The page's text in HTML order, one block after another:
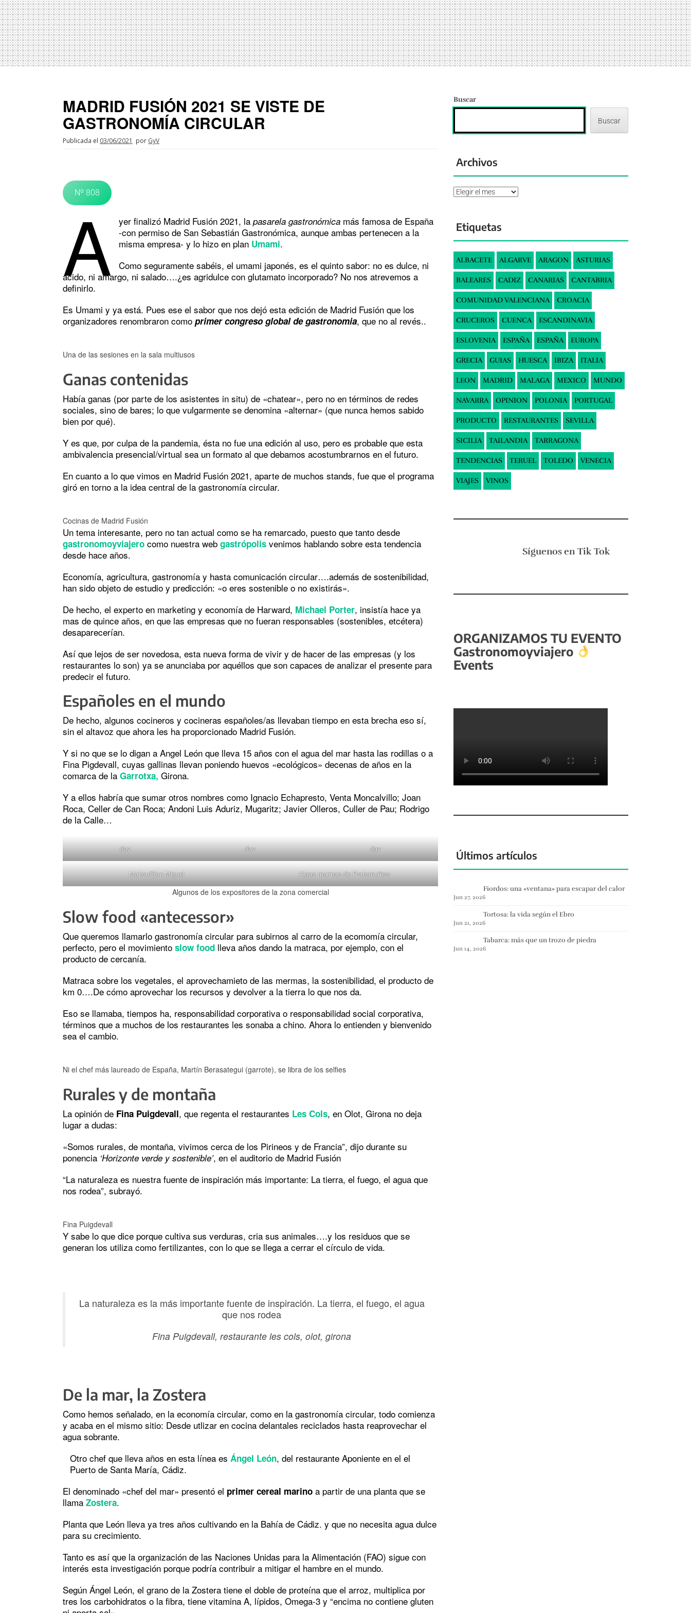
MADRID FUSIÓN 2021 SE VISTE DE
GASTRONOMÍA CIRCULAR
Publicada el 03/06/2021 por GyV
Nº 808
A yer finalizó Madrid Fusión 2021, lapasarela gastronómica más famosa de España
-con permiso de San Sebastián Gastronómica, aunque ambas pertenecen a la
misma empresa- y lo hizo en plan Umami.
Como seguramente sabéis, el umami japonés, es el quinto sabor: no es dulce, ni
ácido, ni amargo, ni salado….¿es agridulce con glutamato incorporado? No nos atrevemos a
definirlo.
Es Umami y ya está. Pues ese el sabor que nos dejó esta edición de Madrid Fusión que los
organizadores renombraron como primer congreso global de gastronomia, que no al revés..
Una de las sesiones en la sala multiusos
Ganas contenidas
Había ganas (por parte de los asistentes in situ) de «chatear», pero no en términos de redes
sociales, sino de bares; lo que vulgarmente se denomina «alternar» (que nunca hemos sabido
bien por qué).
Y es que, por culpa de la pandemia, ésta no fue una edición al uso, pero es probable que esta
ambivalencia presencial/virtual sea un formato al que debamos acostumbrarnos en el futuro.
En cuanto a lo que vimos en Madrid Fusión 2021, aparte de muchos stands, fue que el programa
giró en torno a la idea central de la gastronomía circular.
Cocinas de Madrid Fusión
Un tema interesante, pero no tan actual como se ha remarcado, puesto que tanto desde
gastronomoyviajero como nuestra web gastrópolis venimos hablando sobre esta tendencia
desde hace años.
Economía, agricultura, gastronomía y hasta comunicación circular….además de sostenibilidad,
han sido objeto de estudio y predicción: «o eres sostenible o no existirás».
De hecho, el experto en marketing y economía de Harward, Michael Porter, insistía hace ya
mas de quince años, en que las empresas que no fueran responsables (sostenibles, etcétera)
desaparecerían.
Así que lejos de ser novedosa, esta nueva forma de vivir y de hacer de las empresas (y los
restaurantes lo son) ya se anunciaba por aquéllos que son capaces de analizar el presente para
predecir el futuro.
Españoles en el mundo
De hecho, algunos cocineros y cocineras españoles/as llevaban tiempo en esta brecha eso sí,
sin el altavoz que ahora les ha proporcionado Madrid Fusión.
Y si no que se lo digan a Angel León que lleva 15 años con el agua del mar hasta las rodillas o a
Fina Pigdevall, cuyas gallinas llevan poniendo huevos «ecológicos» decenas de años en la
comarca de la Garrotxa, Girona.
Y a ellos habría que sumar otros nombres como Ignacio Echapresto, Venta Moncalvillo; Joan
Roca, Celler de Can Roca; Andoni Luis Aduriz, Mugaritz; Javier Olleros, Culler de Pau; Rodrigo
de la Calle…
dav dav dav
Mahou/San Miguel Algas marinas de Portomuiños
Algunos de los expositores de la zona comercial
Slow food «antecessor»
Que queremos llamarlo gastronomía circular para subirnos al carro de la ecomomía circular,
perfecto, pero el movimiento slow food lleva años dando la matraca, por ejemplo, con el
producto de cercanía.
Matraca sobre los vegetales, el aprovechamieto de las mermas, la sostenibilidad, el producto de
km 0….De cómo aprovechar los recursos y devolver a la tierra lo que nos da.
Eso se llamaba, tiempos ha, responsabilidad corporativa o responsabilidad social corporativa,
términos que a muchos de los restaurantes les sonaba a chino. Ahora lo entienden y bienvenido
sea el cambio.
Ni el chef más laureado de España, Martín Berasategui (garrote), se libra de los selfies
Rurales y de montaña
La opinión de Fina Puigdevall, que regenta el restaurantes Les Cols, en Olot, Girona no deja
lugar a dudas:
«Somos rurales, de montaña, vivimos cerca de los Pirineos y de Francia”, dijo durante su
ponencia ‘Horizonte verde y sostenible’, en el auditorio de Madrid Fusión
“La naturaleza es nuestra fuente de inspiración más importante: La tierra, el fuego, el agua que
nos rodea”, subrayó.
Fina Puigdevall
Y sabe lo que dice porque cultiva sus verduras, cria sus animales….y los residuos que se
generan los utiliza como fertilizantes, con lo que se llega a cerrar el círculo de vida.
La naturaleza es la más importante fuente de inspiración. La tierra, el fuego, el agua
que nos rodea
Fina Puigdevall, restaurante les cols, olot, girona
De la mar, la Zostera
Como hemos señalado, en la economía circular, como en la gastronomía circular, todo comienza
y acaba en el mismo sitio: Desde utlizar en cocina delantales reciclados hasta reaprovechar el
agua sobrante.
Otro chef que lleva años en esta línea es Ángel León, del restaurante Aponiente en el el
Puerto de Santa María, Cádiz.
El denominado «chef del mar» presentó el primer cereal marino a partir de una planta que se
llama Zostera.
Planta que León lleva ya tres años cultivando en la Bahía de Cádiz. y que no necesita agua dulce
para su crecimiento.
Tanto es así que la organización de las Naciones Unidas para la Alimentación (FAO) sigue con
interés esta investigación porque podría contribuir a mitigar el hambre en el mundo.
Según Ángel León, el grano de la Zostera tiene el doble de proteína que el arroz, multiplica por
tres los carbohidratos o la fibra, tiene vitamina A, lípidos, Omega-3 y “encima no contiene gluten
Buscar
Buscar
Archivos
Archivos
Etiquetas
ALBACETE ALGARVE ARAGON ASTURIAS
BALEARES CADIZ CANARIAS CANTABRIA
COMUNIDAD VALENCIANA CROACIA
CRUCEROS CUENCA ESCANDINAVIA
ESLOVENIA ESPAÑA ESPAÑA EUROPA
GRECIA GUIAS HUESCA IBIZA ITALIA
LEON MADRID MALAGA MEXICO MUNDO
NAVARRA OPINION POLONIA PORTUGAL
PRODUCTO RESTAURANTES SEVILLA
SICILIA TAILANDIA TARRAGONA
TENDENCIAS TERUEL TOLEDO VENECIA
VIAJES VINOS
Síguenos en Tik Tok
ORGANIZAMOS TU EVENTO
Gastronomoyviajero
Events
Últimos artículos
Fiordos: una «ventana» para escapar del calor
Jun 27, 2026
Tortosa: la vida según el Ebro
Jun 21, 2026
Tabarca: más que un trozo de piedra
Jun 14, 2026